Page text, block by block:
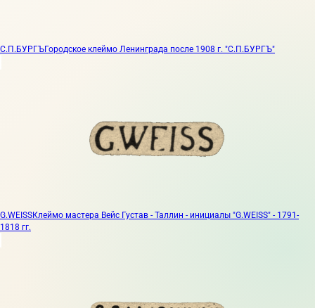
С.П.БУРГЪГородское клеймо Ленинграда после 1908 г. "С.П.БУРГЪ"
G.WEISSКлеймо мастера Вейс Густав - Таллин - инициалы "G.WEISS" - 1791-
1818 гг.